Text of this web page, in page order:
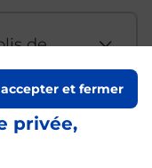
privée,
accepter et fermer
de
un